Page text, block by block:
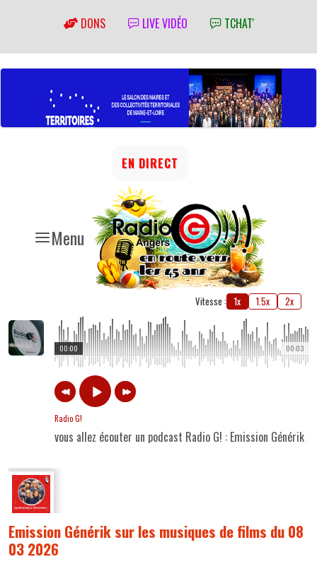
DONS LIVE VIDÉO TCHAT'
Menu
EN DIRECT
Vitesse : 1x 1.5x 2x
00:03
00:00
Radio G!
vous allez écouter un podcast Radio G! : Emission
Emission Générik sur les musiques de films du 08
03 2026